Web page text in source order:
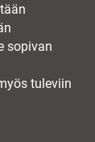
sopivan
tuleviin